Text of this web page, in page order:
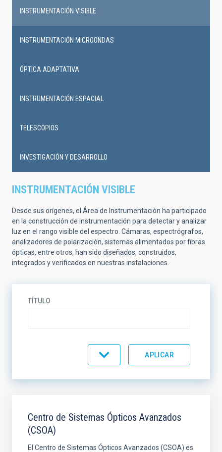
INSTRUMENTACIÓN VISIBLE
Desde sus orígenes, el Área de Instrumentación ha participado
en la construcción de instrumentación para detectar y analizar
luz en el rango visible del espectro. Cámaras, espectrógrafos,
analizadores de polarización, sistemas alimentados por fibras
ópticas, entre otros, han sido diseñados, construidos,
integrados y verificados en nuestras instalaciones.
TÍTULO
Centro de Sistemas Ópticos Avanzados
(CSOA)
El Centro de Sistemas Ópticos Avanzados (CSOA) es
INSTRUMENTACIÓN VISIBLE
INSTRUMENTACIÓN MICROONDAS
ÓPTICA ADAPTATIVA
INSTRUMENTACIÓN ESPACIAL
TELESCOPIOS
INVESTIGACIÓN Y DESARROLLO